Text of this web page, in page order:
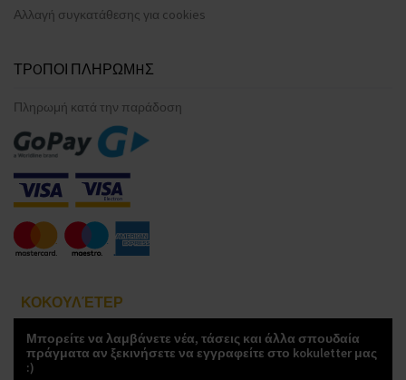
Αλλαγή συγκατάθεσης για cookies
ΤΡOΠΟΙ ΠΛΗΡΩΜHΣ
Πληρωμή κατά την παράδοση
ΚΟΚΟΥΛΈΤΕΡ
Μπορείτε να λαμβάνετε νέα, τάσεις και άλλα σπουδαία
πράγματα αν ξεκινήσετε να εγγραφείτε στο kokuletter μας
:)